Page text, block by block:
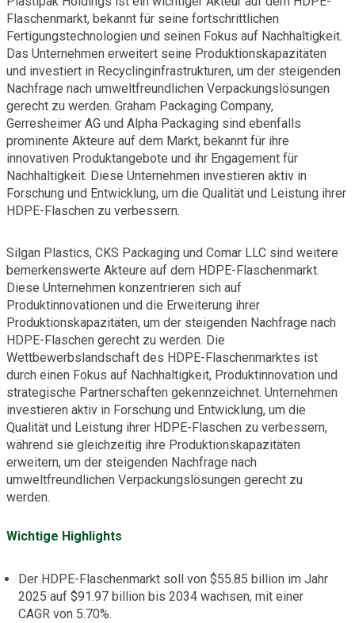
Flaschenmarkt, bekannt für seine fortschrittlichen
Fertigungstechnologien und seinen Fokus auf Nachhaltigkeit.
Das Unternehmen erweitert seine Produktionskapazitäten
und investiert in Recyclinginfrastrukturen, um der steigenden
Nachfrage nach umweltfreundlichen Verpackungslösungen
gerecht zu werden. Graham Packaging Company,
Gerresheimer AG und Alpha Packaging sind ebenfalls
prominente Akteure auf dem Markt, bekannt für ihre
innovativen Produktangebote und ihr Engagement für
Nachhaltigkeit. Diese Unternehmen investieren aktiv in
Forschung und Entwicklung, um die Qualität und Leistung ihrer
HDPE-Flaschen zu verbessern.
Silgan Plastics, CKS Packaging und Comar LLC sind weitere
bemerkenswerte Akteure auf dem HDPE-Flaschenmarkt.
Diese Unternehmen konzentrieren sich auf
Produktinnovationen und die Erweiterung ihrer
Produktionskapazitäten, um der steigenden Nachfrage nach
HDPE-Flaschen gerecht zu werden. Die
Wettbewerbslandschaft des HDPE-Flaschenmarktes ist
durch einen Fokus auf Nachhaltigkeit, Produktinnovation und
strategische Partnerschaften gekennzeichnet. Unternehmen
investieren aktiv in Forschung und Entwicklung, um die
Qualität und Leistung ihrer HDPE-Flaschen zu verbessern,
während sie gleichzeitig ihre Produktionskapazitäten
erweitern, um der steigenden Nachfrage nach
umweltfreundlichen Verpackungslösungen gerecht zu
werden.
Wichtige Highlights
Der HDPE-Flaschenmarkt soll von $55.85 billion im Jahr
2025 auf $91.97 billion bis 2034 wachsen, mit einer
CAGR von 5.70%.